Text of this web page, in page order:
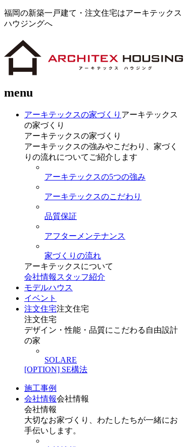
福岡の新築一戸建て・注文住宅はアーキテックス
ハウジングへ
menu
アーキテックスの家づくり アーキテックス
の家づくり
アーキテックスの家づくり
アーキテックスの強みやこだわり、家づく
りの流れについてご紹介します
アーキテックスの5つの強み
アーキテックスのこだわり
品質保証
アフターメンテナンス
家づくりの流れ
アーキテックスについて
会社情報 スタッフ紹介
モデルハウス
イベント
注文住宅注文住宅
注文住宅
デザイン・性能・品質にこだわる自由設計
の家
SOLARE
[OPTION] SE構法
施工事例
会社情報会社情報
会社情報
大切なお家づくり、わたしたちが一緒にお
手伝いします。